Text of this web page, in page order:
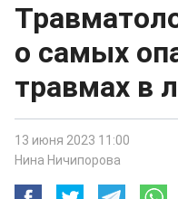
о самых
травмах в
13 июня 2023 11:00
Нина Ничипорова